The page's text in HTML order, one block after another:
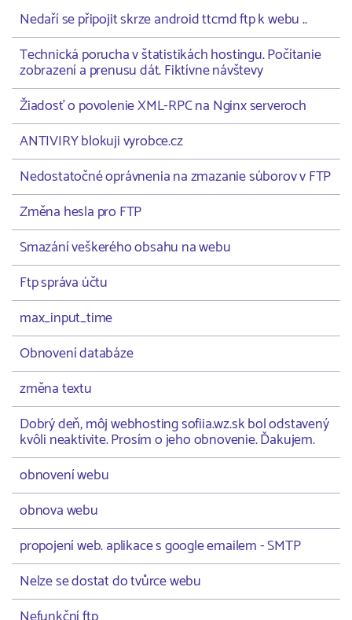
Nedaří se připojit skrze android ttcmd ftp k webu ..
Technická porucha v štatistikách hostingu. Počítanie
zobrazení a prenusu dát. Fiktívne návštevy
Žiadosť o povolenie XML-RPC na Nginx serveroch
ANTIVIRY blokuji vyrobce.cz
Nedostatočné oprávnenia na zmazanie súborov v FTP
Změna hesla pro FTP
Smazání veškerého obsahu na webu
Ftp správa účtu
max_input_time
Obnovení databáze
změna textu
Dobrý deň, môj webhosting sofiia.wz.sk bol odstavený
kvôli neaktivite. Prosím o jeho obnovenie. Ďakujem.
obnovení webu
obnova webu
propojení web. aplikace s google emailem - SMTP
Nelze se dostat do tvůrce webu